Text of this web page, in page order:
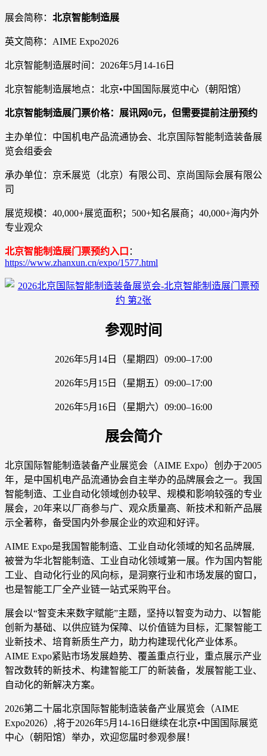
展会简称： 北京智能制造展
英文简称：AIME Expo2026
北京智能制造展时间：2026年5月14-16日
北京智能制造展地点：北京•中国国际展览中心（朝阳馆）
北京智能制造展门票价格：展讯网0元，但需要提前注册预约
主办单位：中国机电产品流通协会、北京国际智能制造装备展
览会组委会
承办单位：京禾展览（北京）有限公司、京尚国际会展有限公
司
展览规模：40,000+展览面积；500+知名展商；40,000+海内外
专业观众
北京智能制造展门票预约入口 ：
https://www.zhanxun.cn/expo/1577.html
参观时间
2026年5月14日（星期四）09:00–17:00
2026年5月15日（星期五）09:00–17:00
2026年5月16日（星期六）09:00–16:00
展会简介
北京国际智能制造装备产业展览会（AIME Expo）创办于2005
年，是中国机电产品流通协会自主举办的品牌展会之一。我国
智能制造、工业自动化领域创办较早、规模和影响较强的专业
展会，20年来以厂商参与广、观众质量高、新技术和新产品展
示全著称，备受国内外参展企业的欢迎和好评。
AIME Expo是我国智能制造、工业自动化领域的知名品牌展,
被誉为华北智能制造、工业自动化领域第一展。作为国内智能
工业、自动化行业的风向标，是洞察行业和市场发展的窗口，
也是智能工厂全产业链一站式采购平台。
展会以“智变未来数字赋能”主题，坚持以智变为动力、以智能
创新为基础、以供应链为保障、以价值链为目标，汇聚智能工
业新技术、培育新质生产力，助力构建现代化产业体系。
AIME Expo紧贴市场发展趋势、覆盖重点行业，重点展示产业
智改数转的新技术、构建智能工厂的新装备，发展智能工业、
自动化的新解决方案。
2026第二十届北京国际智能制造装备产业展览会（AIME
Expo2026）,将于2026年5月14-16日继续在北京•中国国际展览
中心（朝阳馆）举办，欢迎您届时参观参展！